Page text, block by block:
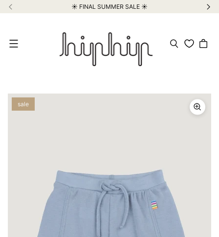
☀️ FINAL SUMMER SALE ☀️
Meniu
sale